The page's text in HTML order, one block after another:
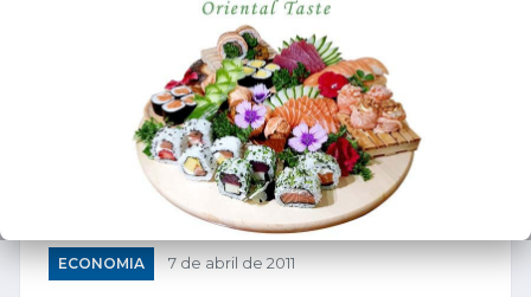
ECONOMIA 7 de abril de 2011